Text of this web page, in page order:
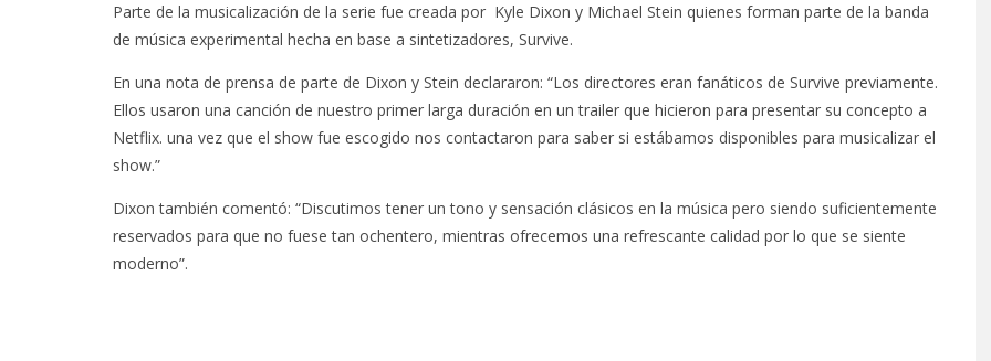
Parte de la musicalización de la serie fue creada por Kyle Dixon y Michael Stein quienes forman parte de la banda
de música experimental hecha en base a sintetizadores, Survive.
En una nota de prensa de parte de Dixon y Stein declararon: “Los directores eran fanáticos de Survive previamente.
Ellos usaron una canción de nuestro primer larga duración en un trailer que hicieron para presentar su concepto a
Netflix. una vez que el show fue escogido nos contactaron para saber si estábamos disponibles para musicalizar el
show.”
Dixon también comentó: “Discutimos tener un tono y sensación clásicos en la música pero siendo suficientemente
reservados para que no fuese tan ochentero, mientras ofrecemos una refrescante calidad por lo que se siente
moderno”.